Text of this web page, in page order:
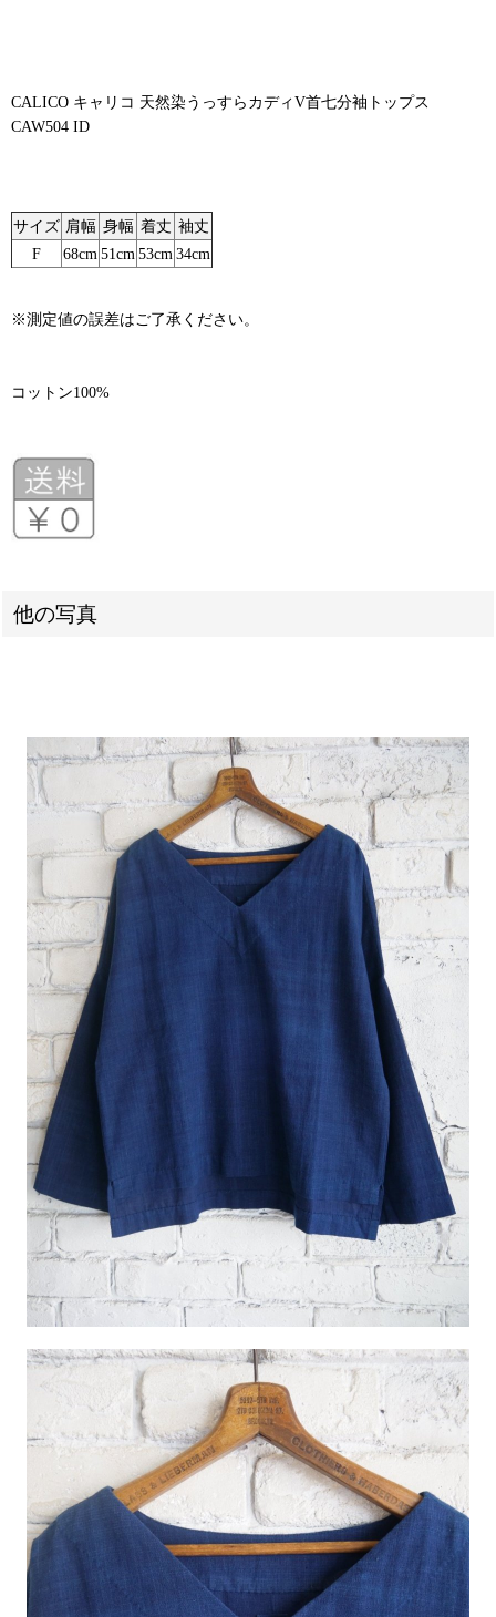
CALICO キャリコ 天然染うっすらカディV首七分袖トップス
CAW504 ID
サイズ 肩幅 身幅 着丈 袖丈
F
68cm 51cm 53cm 34cm
※測定値の誤差はご了承ください。
コットン100%
他の写真